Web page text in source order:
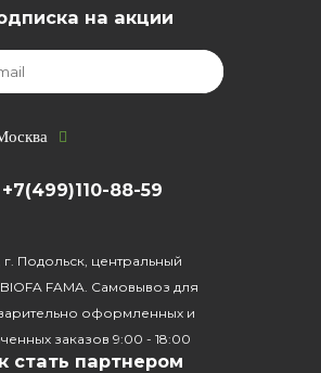
на акции
+7(499)110-88-59
Подольск, центральный
FAMA. Самовывоз для
оформленных и
заказов 9:00 - 18:00
стать партнером